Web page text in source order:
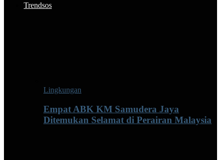
Trendsos
Lingkungan
Empat ABK KM Samudera Jaya
Ditemukan Selamat di Perairan Malaysia